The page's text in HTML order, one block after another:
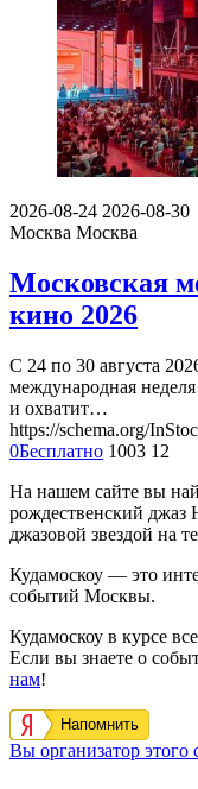
2026-08-24 2026-08-30
Москва Москва
Московская
кино 2026
С 24 по 30 августа
международная
и охватит…
https://schema.org/
0Бесплатно 1003 12
На нашем сайте вы
рождественский джаз
джазовой звездой на
Кудамоскоу — это
событий Москвы.
Кудамоскоу в курсе
Если вы знаете о
нам!
Напомнить
Вы организатор этого